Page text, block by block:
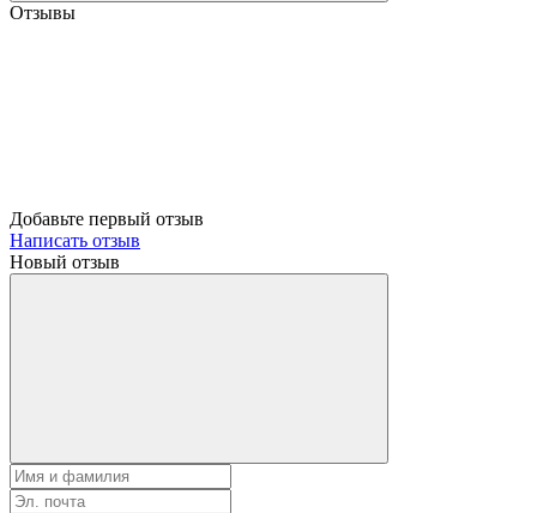
Отзывы
Добавьте первый отзыв
Написать отзыв
Новый отзыв